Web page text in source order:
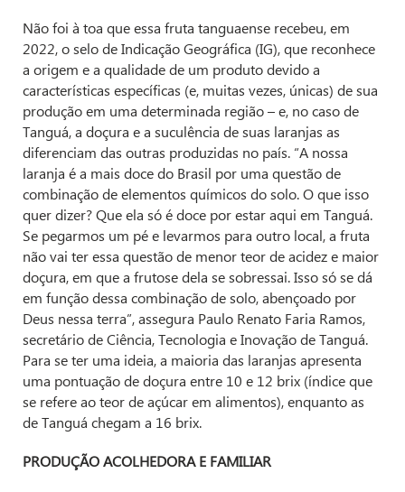
Não foi à toa que essa fruta tanguaense recebeu, em
2022, o selo de Indicação Geográfica (IG), que reconhece
a origem e a qualidade de um produto devido a
características específicas (e, muitas vezes, únicas) de sua
produção em uma determinada região – e, no caso de
Tanguá, a doçura e a suculência de suas laranjas as
diferenciam das outras produzidas no país. “A nossa
laranja é a mais doce do Brasil por uma questão de
combinação de elementos químicos do solo. O que isso
quer dizer? Que ela só é doce por estar aqui em Tanguá.
Se pegarmos um pé e levarmos para outro local, a fruta
não vai ter essa questão de menor teor de acidez e maior
doçura, em que a frutose dela se sobressai. Isso só se dá
em função dessa combinação de solo, abençoado por
Deus nessa terra”, assegura Paulo Renato Faria Ramos,
secretário de Ciência, Tecnologia e Inovação de Tanguá.
Para se ter uma ideia, a maioria das laranjas apresenta
uma pontuação de doçura entre 10 e 12 brix (índice que
se refere ao teor de açúcar em alimentos), enquanto as
de Tanguá chegam a 16 brix.
PRODUÇÃO ACOLHEDORA E FAMILIAR